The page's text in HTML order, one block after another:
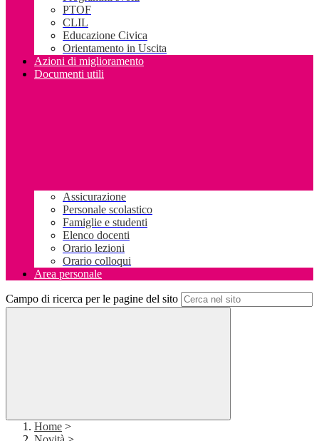
PTOF
CLIL
Educazione Civica
Orientamento in Uscita
Azioni di miglioramento
Documenti utili
Assicurazione
Personale scolastico
Famiglie e studenti
Elenco docenti
Orario lezioni
Orario colloqui
Area personale
Campo di ricerca per le pagine del sito
Home >